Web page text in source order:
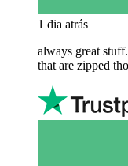
1 dia atrás
always great
that are zipped